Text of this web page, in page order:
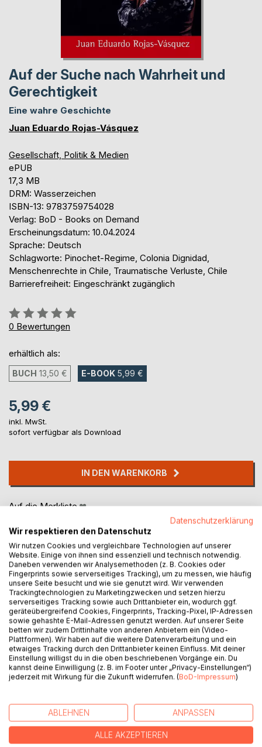
Auf der Suche nach Wahrheit und
Gerechtigkeit
Eine wahre Geschichte
Juan Eduardo Rojas-Vásquez
Gesellschaft, Politik & Medien
ePUB
17,3 MB
DRM: Wasserzeichen
ISBN-13: 9783759754028
Verlag: BoD - Books on Demand
Erscheinungsdatum: 10.04.2024
Sprache: Deutsch
Schlagworte: Pinochet-Regime, Colonia Dignidad,
Menschenrechte in Chile, Traumatische Verluste, Chile
Barrierefreiheit: Eingeschränkt zugänglich
Bewertung::
0%
0 Bewertungen
erhältlich als:
BUCH 13,50 € E-BOOK 5,99 €
5,99 €
inkl. MwSt.
sofort verfügbar als Download
IN DEN WARENKORB
Auf die Merkliste
BESCHREIBUNG
Auf der Suche nach Wahrheit und Gerechtigkeit. Eine
wahre Geschichte.
Seit 50 Jahren sucht Juan Eduardo Rojas-Vásquez nach
seinem Vater und seinem ältesten Bruder. Nur einen Monat
September 1973 in Chile wurden Juans Vater und Bruder
verhaftet - seitdem sind sie verschollen. Juans Familie
lebte in der Nähe der pseudoreligiösen Sekte Colonia
Dignidad. Dort unterhielt der chilenische Geheimdienst ein
Datenschutzerklärung
Wir respektieren den Datenschutz
Wir nutzen Cookies und vergleichbare Technologien auf unserer
Website. Einige von ihnen sind essenziell und technisch notwendig.
Daneben verwenden wir Analysemethoden (z. B. Cookies oder
Fingerprints sowie serverseitiges Tracking), um zu messen, wie häufig
unsere Seite besucht und wie sie genutzt wird. Wir verwenden
Trackingtechnologien zu Marketingzwecken und setzen hierzu
serverseitiges Tracking sowie auch Drittanbieter ein, wodurch ggf.
geräteübergreifend Cookies, Fingerprints, Tracking-Pixel, IP-Adressen
sowie gehashte E-Mail-Adressen genutzt werden. Auf unserer Seite
betten wir zudem Drittinhalte von anderen Anbietern ein (Video-
Plattformen). Wir haben auf die weitere Datenverarbeitung und ein
etwaiges Tracking durch den Drittanbieter keinen Einfluss. Mit deiner
Einstellung willigst du in die oben beschriebenen Vorgänge ein. Du
kannst deine Einwilligung (z. B. im Footer unter „Privacy-Einstellungen“)
jederzeit mit Wirkung für die Zukunft widerrufen. (BoD-Impressum)
ABLEHNEN ANPASSEN
ALLE AKZEPTIEREN